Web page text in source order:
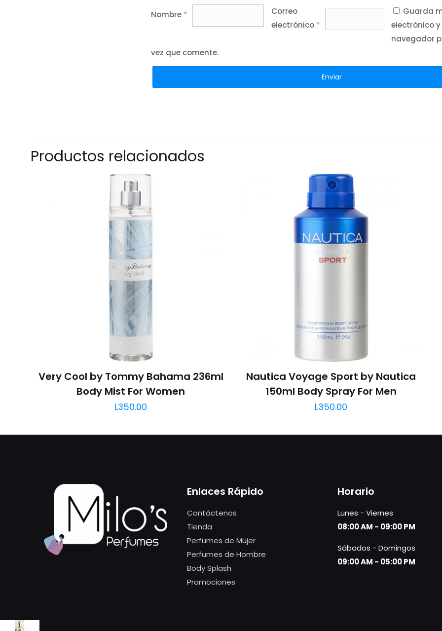
Nombre *
Correo
electrónico *
Guarda
electrónico
navegador
vez que comente.
Productos relacionados
Very Cool by Tommy Bahama 236ml
Body Mist For Women
L350.00
Nautica Voyage Sport by Nautica
150ml Body Spray For Men
L350.00
Enlaces Rápido
Contáctenos
Tienda
Perfumes de Mujer
Perfumes de Hombre
Body Splash
Promociones
Horario
Lunes - Viernes
08:00 AM - 09:00 PM
Sábados - Domingos
09:00 AM - 05:00 PM